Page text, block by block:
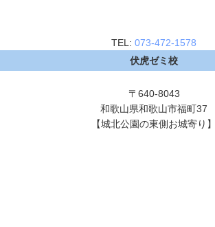
TEL: 073-472-1578
伏虎ゼミ校
〒640-8043
和歌山県和歌山市福町37
【城北公園の東側お城寄り】